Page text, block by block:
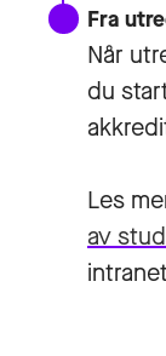
Fra
Når
du
Les
av